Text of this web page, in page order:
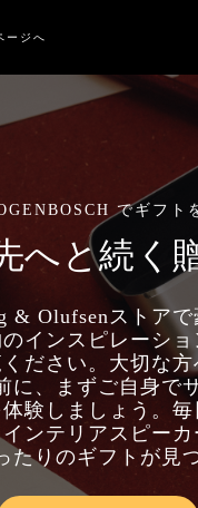
ージへ
でギフト
へと続く
& Olufsenストア
インスピレーショ
ださい。大切な
に、まずご自身で
験しましょう。毎
インテリアスピー
たりのギフトが見